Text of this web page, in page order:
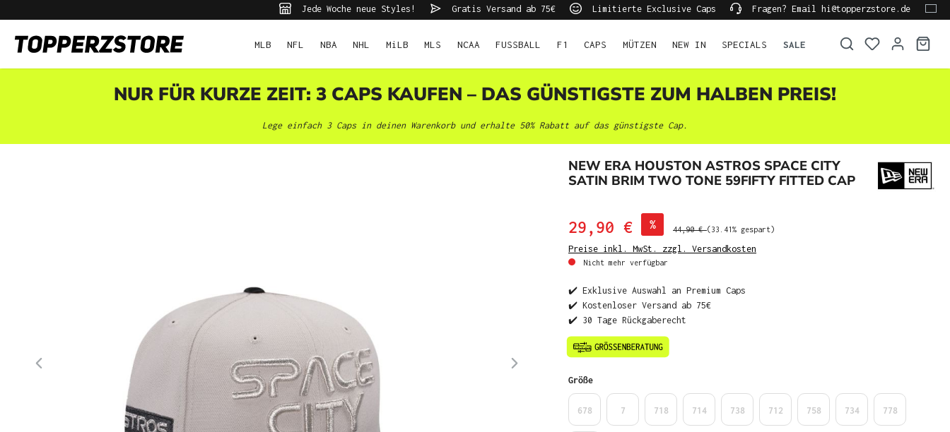
Jede Woche neue Styles! Gratis Versand ab 75€ Limitierte Exclusive Caps Fragen? Email hi@topperzstore.de
MLB NFL NBA NHL MiLB MLS NCAA FUSSBALL F1 CAPS MÜTZEN NEW IN SPECIALS SALE
NUR FÜR KURZE ZEIT: 3 CAPS KAUFEN – DAS GÜNSTIGSTE ZUM HALBEN PREIS!
Lege einfach 3 Caps in deinen Warenkorb und erhalte 50% Rabatt auf das günstigste Cap.
NEW ERA HOUSTON ASTROS SPACE CITY
SATIN BRIM TWO TONE 59FIFTY FITTED CAP
29,90 € % 44,90 €(33.41% gespart)
Preise inkl. MwSt. zzgl. Versandkosten
Nicht mehr verfügbar
✔️ Exklusive Auswahl an Premium Caps
✔️ Kostenloser Versand ab 75€
✔️ 30 Tage Rückgaberecht
Größeauswählen
678 7 718 714 738 712 758 734 778